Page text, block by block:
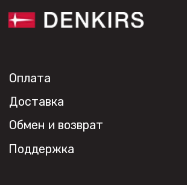
+7 (495) 108-49-68
opt@denkirs.ru
Социальные сети
Дизайнерам